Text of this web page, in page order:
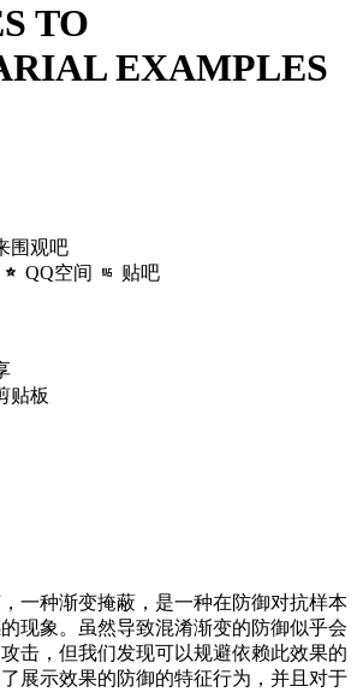
TO
EXAMPLES
围观吧
QQ空间 贴吧
贴板
一种渐变掩蔽，是一种在防御对抗样本
现象。虽然导致混淆渐变的防御似乎会
击，但我们发现可以规避依赖此效果的
展示效果的防御的特征行为，并且对于